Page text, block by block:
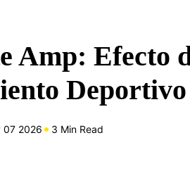
Amp: Efecto
Deportivo
07 2026 3 Min Read